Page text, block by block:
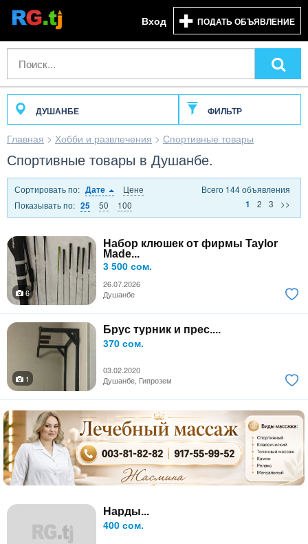
Вход ПОДАТЬ ОБЪЯВЛЕНИЕ
ДУШАНБЕ ФИЛЬТР
Главная > Хобби и развлечения > Спортивные товары
Спортивные товары в Душанбе.
Сортировать по: Дате
Цене
Показывать по: 25 50 100
Всего 144 объявления
1
2 3 >>
Набор клюшек от фирмы Taylor
Made...
3 500 сом.
26.07.2026
6
Душанбе
Брус турник и прес....
370 сом.
03.02.2020
1
Душанбе, Гипрозем
Нарды...
400 сом.